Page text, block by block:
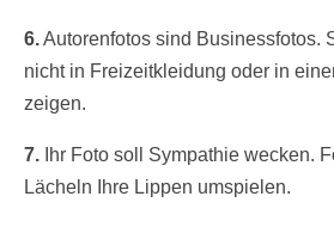
6.Autorenfotos sind Businessfotos.
nicht in Freizeitkleidung oder in
zeigen.
7. Ihr Foto soll Sympathie wecken.
Lächeln Ihre Lippen umspielen.